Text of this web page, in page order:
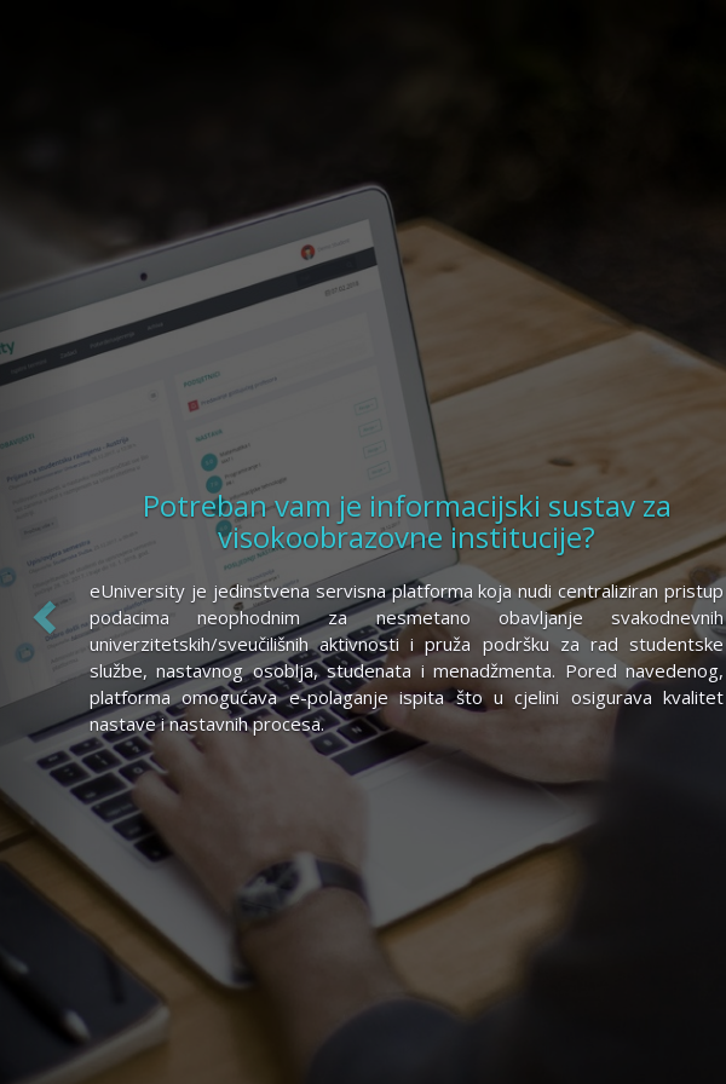
Potreban vam je informacijski sustav za
visokoobrazovne institucije?
eUniversity je jedinstvena servisna platforma koja nudi centraliziran pristup
podacima neophodnim za nesmetano obavljanje svakodnevnih
univerzitetskih/sveučilišnih aktivnosti i pruža podršku za rad studentske
službe, nastavnog osoblja, studenata i menadžmenta. Pored navedenog,
platforma omogućava e-polaganje ispita što u cjelini osigurava kvalitet
nastave i nastavnih procesa.